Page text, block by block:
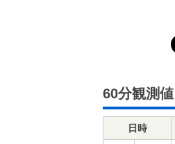
60分観測値
日時